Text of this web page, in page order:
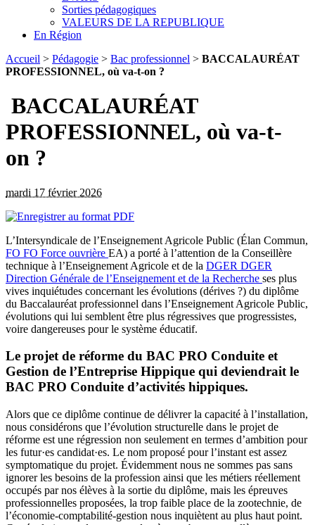
Sorties pédagogiques
VALEURS DE LA REPUBLIQUE
En Région
Accueil > Pédagogie > Bac professionnel > BACCALAURÉAT
PROFESSIONNEL, où va-t-on ?
BACCALAURÉAT
PROFESSIONNEL, où va-t-
on ?
mardi 17 février 2026
L’Intersyndicale de l’Enseignement Agricole Public (Élan Commun,
FO FO Force ouvrière EA) a porté à l’attention de la Conseillère
technique à l’Enseignement Agricole et de la DGER DGER
Direction Générale de l’Enseignement et de la Recherche ses plus
vives inquiétudes concernant les évolutions (dérives ?) du diplôme
du Baccalauréat professionnel dans l’Enseignement Agricole Public,
évolutions qui lui semblent être plus régressives que progressistes,
voire dangereuses pour le système éducatif.
Le projet de réforme du BAC PRO Conduite et
Gestion de l’Entreprise Hippique qui deviendrait le
BAC PRO Conduite d’activités hippiques.
Alors que ce diplôme continue de délivrer la capacité à l’installation,
nous considérons que l’évolution structurelle dans le projet de
réforme est une régression non seulement en termes d’ambition pour
les futur·es candidat·es. Le nom proposé pour l’instant est assez
symptomatique du projet. Évidemment nous ne sommes pas sans
ignorer les besoins de la profession ainsi que les métiers réellement
occupés par nos élèves à la sortie du diplôme, mais les épreuves
professionnelles proposées, la trop faible place de la zootechnie, de
l’économie-comptabilité-gestion nous inquiètent au plus haut point.